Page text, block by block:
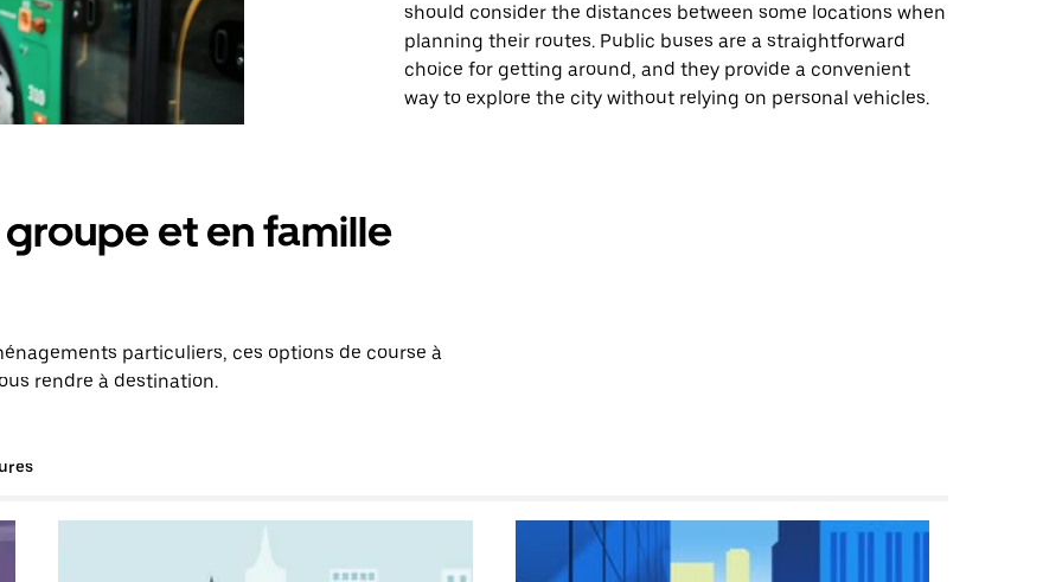
should consider the distances between some locations when
planning their routes. Public buses are a straightforward
choice for getting around, and they provide a convenient
way to explore the city without relying on personal vehicles.
et en famille
particuliers, ces options de course à
rendre à destination.